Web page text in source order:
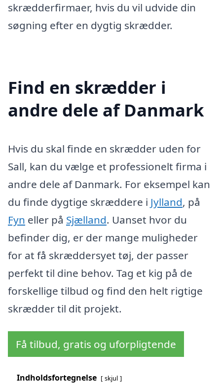
skrædderfirmaer, hvis du vil udvide din
søgning efter en dygtig skrædder.
Find en skrædder i
andre dele af Danmark
Hvis du skal finde en skrædder uden for
Sall, kan du vælge et professionelt firma i
andre dele af Danmark. For eksempel kan
du finde dygtige skræddere i Jylland, på
Fyn eller på Sjælland. Uanset hvor du
befinder dig, er der mange muligheder
for at få skræddersyet tøj, der passer
perfekt til dine behov. Tag et kig på de
forskellige tilbud og find den helt rigtige
skrædder til dit projekt.
Få tilbud, gratis og uforpligtende
Indholdsfortegnelse skjul